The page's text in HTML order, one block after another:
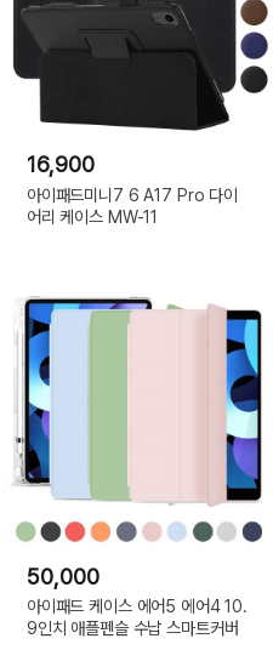
16,900
아이패드미니7 6 A17 Pro 다이
어리 케이스 MW-11
50,000
아이패드 케이스 에어5 에어4 10.
9인치 애플펜슬 수납 스마트커버